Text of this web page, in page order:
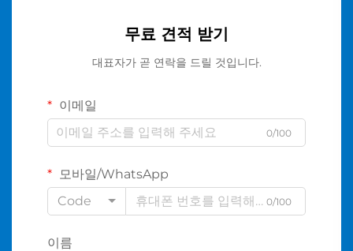
무료 견적 받기
대표자가 곧 연락을 드릴 것입니다.
이메일
0/100
모바일/WhatsApp
Code
0/100
이름